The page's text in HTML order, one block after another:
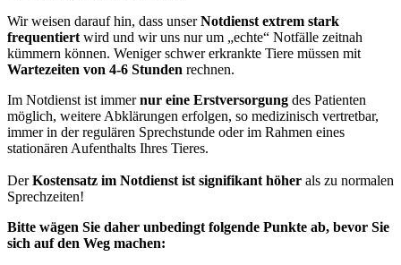
Wir weisen darauf hin, dass unserNotdienst extrem stark
frequentiert wird und wir uns nur um „echte“ Notfälle zeitnah
kümmern können. Weniger schwer erkrankte Tiere müssen mit
Wartezeiten von 4-6 Stunden rechnen.
Im Notdienst ist immernur eine Erstversorgung des Patienten
möglich, weitere Abklärungen erfolgen, so medizinisch vertretbar,
immer in der regulären Sprechstunde oder im Rahmen eines
stationären Aufenthalts Ihres Tieres.
DerKostensatz im Notdienst ist signifikant höher als zu normalen
Sprechzeiten!
Bitte wägen Sie daher unbedingt folgende Punkte ab, bevor Sie
sich auf den Weg machen: